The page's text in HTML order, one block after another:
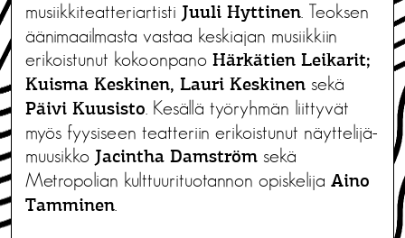
musiikkiteatteriartisti Juuli Hyttinen . Teoksen
äänimaailmasta vastaa keskiajan musiikkiin
erikoistunut kokoonpano Härkätien Leikarit;
Kuisma Keskinen, Lauri Keskinen sekä
Päivi Kuusisto . Kesällä työryhmän liittyvät
myös fyysiseen teatteriin erikoistunut näyttelijä-
muusikko Jacintha Damström sekä
Metropolian kulttuurituotannon opiskelija Aino
Tamminen